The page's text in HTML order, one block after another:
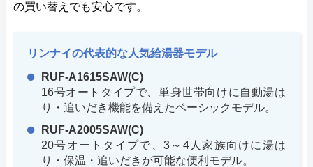
の買い替えでも安心です。
リンナイの代表的な人気給湯器モデル
RUF-A1615SAW(C)
16号オートタイプで、単身世帯向けに自動湯は
り・追いだき機能を備えたベーシックモデル。
RUF-A2005SAW(C)
20号オートタイプで、3～4人家族向けに湯は
り・保温・追いだきが可能な便利モデル。